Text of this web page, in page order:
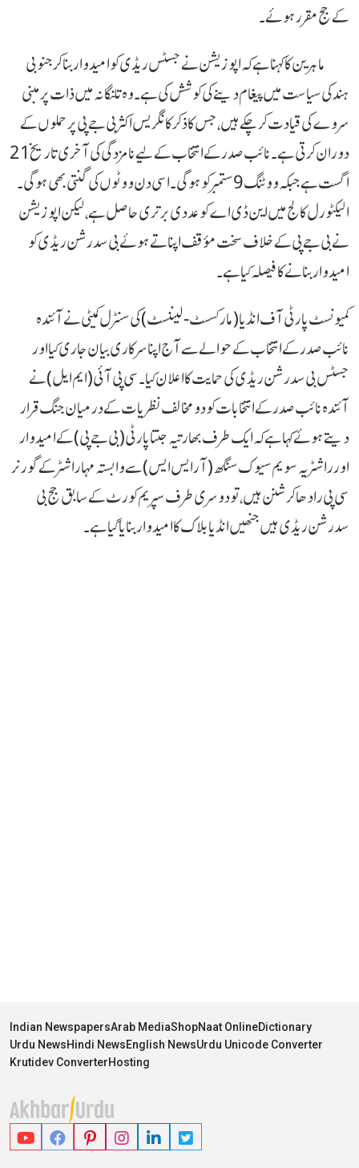
کے جج مقرر ہوئے۔
ماہرین کا کہنا ہے کہ اپوزیشن نے جسٹس ریڈی کو امیدوار بنا کر جنوبی
ہند کی سیاست میں پیغام دینے کی کوشش کی ہے۔ وہ تلنگانہ میں ذات پر مبنی
سروے کی قیادت کر چکے ہیں، جس کا ذکر کانگریس اکثر بی جے پی پر حملوں کے
دوران کرتی ہے۔ نائب صدر کے انتخاب کے لیے نامزدگی کی آخری تاریخ 21
اگست ہے جبکہ ووٹنگ 9 ستمبر کو ہوگی۔ اسی دن ووٹوں کی گنتی بھی ہوگی۔
الیکٹورل کالج میں این ڈی اے کو عددی برتری حاصل ہے، لیکن اپوزیشن
نے بی جے پی کے خلاف سخت مؤقف اپناتے ہوئے بی سدرشن ریڈی کو
امیدوار بنانے کا فیصلہ کیا ہے۔
کمیونسٹ پارٹی آف انڈیا (مارکسسٹ-لیننسٹ) کی سنٹرل کمیٹی نے آئندہ
نائب صدر کے انتخاب کے حوالے سے آج اپنا سرکاری بیان جاری کیا اور
جسٹس بی سدرشن ریڈی کی حمایت کا اعلان کیا۔سی پی آئی (ایم ایل) نے
آئندہ نائب صدر کے انتخابات کو دو مخالف نظریات کے درمیان جنگ قرار
دیتے ہوئے کہا ہے کہ ایک طرف بھارتیہ جنتا پارٹی (بی جے پی) کے امیدوار
اور راشٹریہ سویم سیوک سنگھ (آر ایس ایس) سے وابستہ مہاراشٹر کے گورنر
سی پی رادھا کرشنن ہیں، تو دوسری طرف سپریم کورٹ کے سابق جج بی
سدرشن ریڈی ہیں جنھیں انڈیا بلاک کا امیدوار بنایا گیا ہے ۔
Indian NewspapersArab MediaShopNaat OnlineDictionary
Urdu NewsHindi NewsEnglish NewsUrdu Unicode Converter
Krutidev ConverterHosting